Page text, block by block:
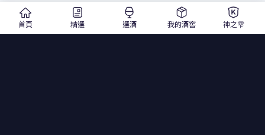
(Longrow Distillery]搞混，不久後更名為雲頂，據說
是1828年由一位威廉·里德(William Reid)建立的，他經
首頁 精選 選酒 我的酒窖 神之雫